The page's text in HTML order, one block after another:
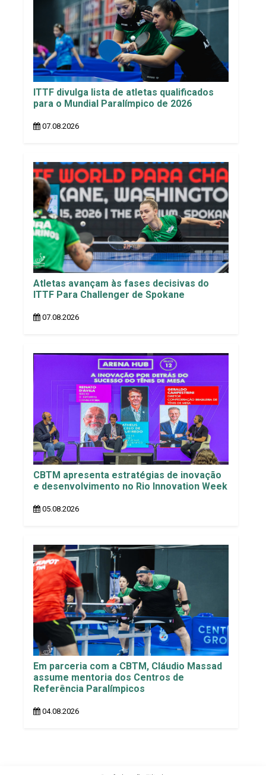
ITTF divulga lista de atletas qualificados
para o Mundial Paralímpico de 2026
07.08.2026
Atletas avançam às fases decisivas do
ITTF Para Challenger de Spokane
07.08.2026
CBTM apresenta estratégias de inovação
e desenvolvimento no Rio Innovation Week
05.08.2026
Em parceria com a CBTM, Cláudio Massad
assume mentoria dos Centros de
Referência Paralímpicos
04.08.2026